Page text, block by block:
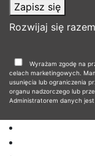
Zapisz się
Rozwijaj się
Wyrażam zgodę na
celach marketingowych.
usunięcia lub ograniczenia
organu nadzorczego lub
Administratorem danych jest